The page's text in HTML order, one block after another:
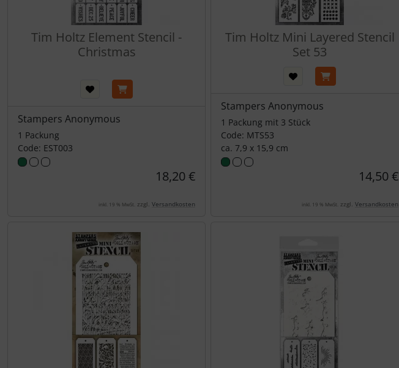
Tim Holtz Element Stencil -
Christmas
Stampers Anonymous
1 Packung
Code: EST003
18,20 €
inkl. 19 % MwSt. zzgl. Versandkosten
Tim Holtz Mini Layered Stencil
Set 53
Stampers Anonymous
1 Packung mit 3 Stück
Code: MTS53
ca. 7,9 x 15,9 cm
14,50 €
inkl. 19 % MwSt. zzgl. Versandkosten